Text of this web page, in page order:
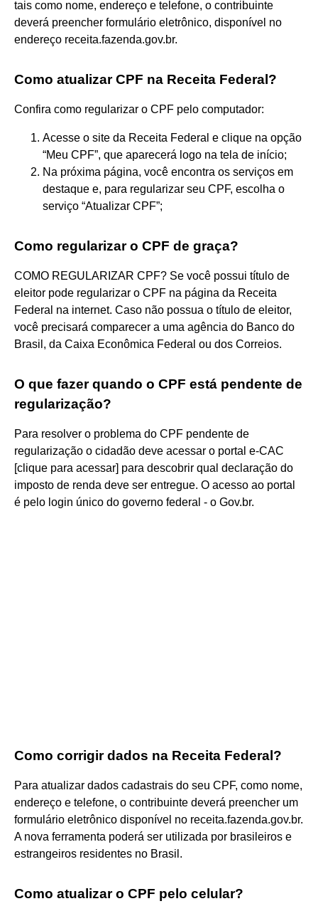
tais como nome, endereço e telefone, o contribuinte
deverá preencher formulário eletrônico, disponível no
endereço receita.fazenda.gov.br.
Como atualizar CPF na Receita Federal?
Confira como regularizar o CPF pelo computador:
Acesse o site da Receita Federal e clique na opção
“Meu CPF”, que aparecerá logo na tela de início;
Na próxima página, você encontra os serviços em
destaque e, para regularizar seu CPF, escolha o
serviço “Atualizar CPF”;
Como regularizar o CPF de graça?
COMO REGULARIZAR CPF? Se você possui título de
eleitor pode regularizar o CPF na página da Receita
Federal na internet. Caso não possua o título de eleitor,
você precisará comparecer a uma agência do Banco do
Brasil, da Caixa Econômica Federal ou dos Correios.
O que fazer quando o CPF está pendente de
regularização?
Para resolver o problema do CPF pendente de
regularização o cidadão deve acessar o portal e-CAC
[clique para acessar] para descobrir qual declaração do
imposto de renda deve ser entregue. O acesso ao portal
é pelo login único do governo federal - o Gov.br.
Como corrigir dados na Receita Federal?
Para atualizar dados cadastrais do seu CPF, como nome,
endereço e telefone, o contribuinte deverá preencher um
formulário eletrônico disponível no receita.fazenda.gov.br.
A nova ferramenta poderá ser utilizada por brasileiros e
estrangeiros residentes no Brasil.
Como atualizar o CPF pelo celular?